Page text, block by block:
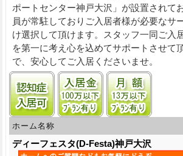
ポートセンター神戸大沢」が設置されて
員が常駐しておりご入居者様が必要なサ
け選択して頂けます。スタッフ一同ご入
を第一に考え心を込めてサポートさせて
で、安心してご入居くださいませ。
認知症受け入れ可入居金100万円以下
月額13
ホーム名称
ディーフェスタ(D-Festa)神戸大沢